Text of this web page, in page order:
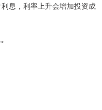
息，利率上升会增加投资成